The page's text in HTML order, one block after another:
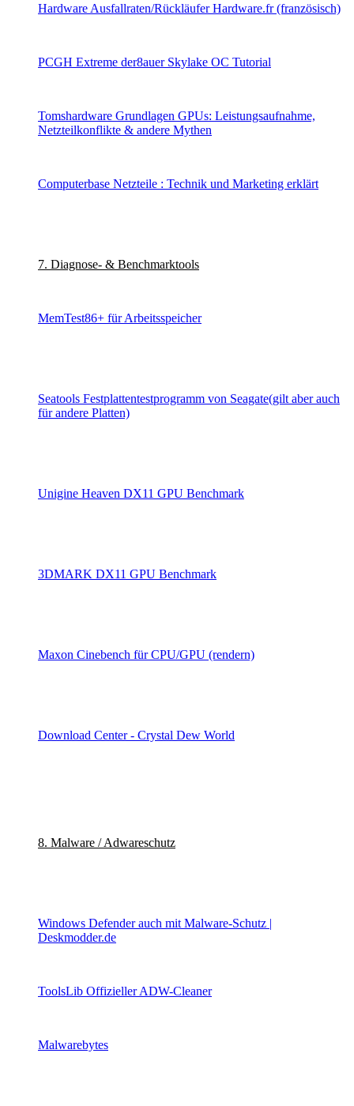
Hardware Ausfallraten/Rückläufer Hardware.fr (französisch)
PCGH Extreme der8auer Skylake OC Tutorial
Tomshardware Grundlagen GPUs: Leistungsaufnahme,
Netzteilkonflikte & andere Mythen
Computerbase Netzteile : Technik und Marketing erklärt
7. Diagnose- & Benchmarktools
MemTest86+ für Arbeitsspeicher
Seatools Festplattentestprogramm von Seagate(gilt aber auch
für andere Platten)
Unigine Heaven DX11 GPU Benchmark
3DMARK DX11 GPU Benchmark
Maxon Cinebench für CPU/GPU (rendern)
Download Center - Crystal Dew World
8. Malware / Adwareschutz
Windows Defender auch mit Malware-Schutz |
Deskmodder.de
ToolsLib Offizieller ADW-Cleaner
Malwarebytes